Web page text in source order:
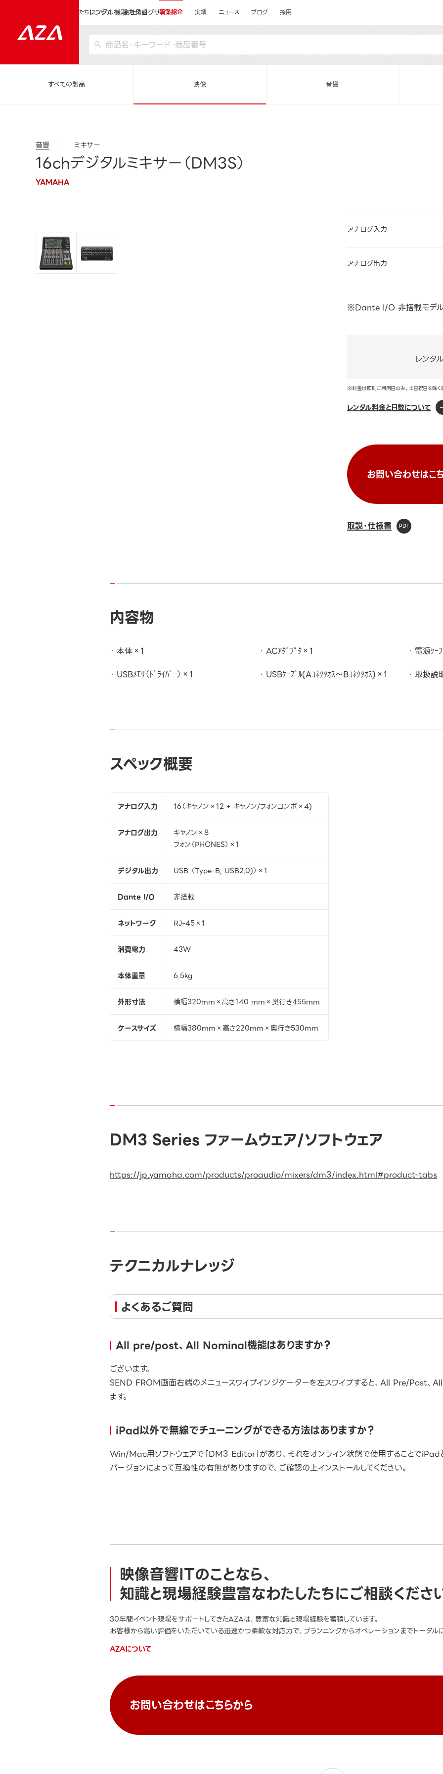
レンタル機器カタログサイト
私たちについて 会社情報 事業紹介 実績 ニュース ブログ 採用
すべての製品 映像 音響
音響 ミキサー
16chデジタルミキサー（DM3S）
YAMAHA
アナログ入力
アナログ出力
※Dante I/O 非搭載モデ
レンタ
※料金は原則ご利用日のみ。土日祝日を除
レンタル料金と日数について
お問い合わせはこ
取説・仕様書
内容物
本体×1 ACｱﾀﾞﾌﾟﾀ×1
電源ｹｰ
USBﾒﾓﾘ（ﾄﾞﾗｲﾊﾞｰ）×1
USBｹｰﾌﾞﾙ(Aｺﾈｸﾀｵｽ～Bｺﾈｸﾀｵｽ)×1 取扱説
スペック概要
アナログ入力 16（キャノン×12 + キャノン/フォンコンボ×4)
アナログ出力
キャノン×8
フォン（PHONES）×1
デジタル出力 USB （Type-B, USB2.0)）×1
Dante I/O 非搭載
ネットワーク RJ-45×1
消費電力 43W
本体重量 6.5kg
外形寸法 横幅320mm×高さ140 mm×奥行き455mm
ケースサイズ 横幅380mm×高さ220mm×奥行き530mm
DM3 Series ファームウェア/ソフトウェア
https://jp.yamaha.com/products/proaudio/mixers/dm3/index.html#product-tabs
テクニカルナレッジ
よくあるご質問
All pre/post、All Nominal機能はありますか？
ございます。
SEND FROM画面右端のメニュースワイプインジケーターを左スワイプすると、All Pre/Post
ます。
iPad以外で無線でチューニングができる方法はありますか？
Win/Mac用ソフトウェアで「DM3 Editor」があり、それをオンライン状態で使用することでiPad
バージョンによって互換性の有無がありますので、ご確認の上インストールしてください。
映像音響ITのことなら、
知識と現場経験豊富なわたしたちにご相談くださ
30年間イベント現場をサポートしてきたAZAは、豊富な知識と現場経験を蓄積しています。
お客様から高い評価をいただいている迅速かつ柔軟な対応力で、プランニングからオペレーションまでトータル
AZAについて
お問い合わせはこちらから